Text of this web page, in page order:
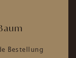
Bestellung